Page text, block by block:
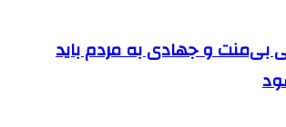
بی‌منت و جهادی به مردم باید